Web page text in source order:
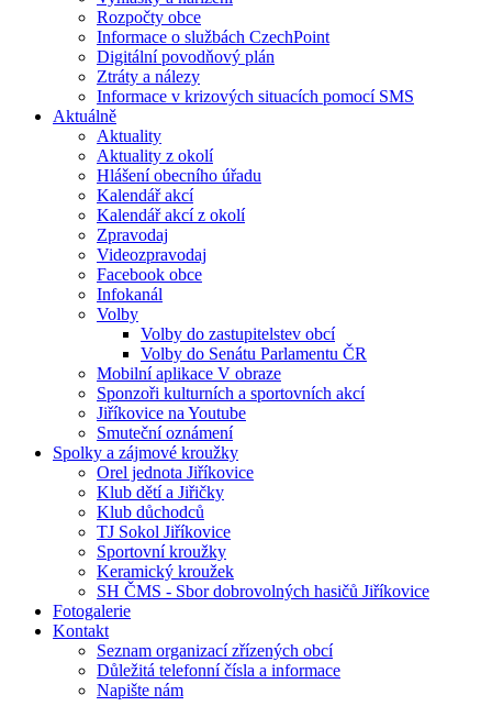
Rozpočty obce
Informace o službách CzechPoint
Digitální povodňový plán
Ztráty a nálezy
Informace v krizových situacích pomocí SMS
Aktuálně
Aktuality
Aktuality z okolí
Hlášení obecního úřadu
Kalendář akcí
Kalendář akcí z okolí
Zpravodaj
Videozpravodaj
Facebook obce
Infokanál
Volby
Volby do zastupitelstev obcí
Volby do Senátu Parlamentu ČR
Mobilní aplikace V obraze
Sponzoři kulturních a sportovních akcí
Jiříkovice na Youtube
Smuteční oznámení
Spolky a zájmové kroužky
Orel jednota Jiříkovice
Klub dětí a Jiřičky
Klub důchodců
TJ Sokol Jiříkovice
Sportovní kroužky
Keramický kroužek
SH ČMS - Sbor dobrovolných hasičů Jiříkovice
Fotogalerie
Kontakt
Seznam organizací zřízených obcí
Důležitá telefonní čísla a informace
Napište nám